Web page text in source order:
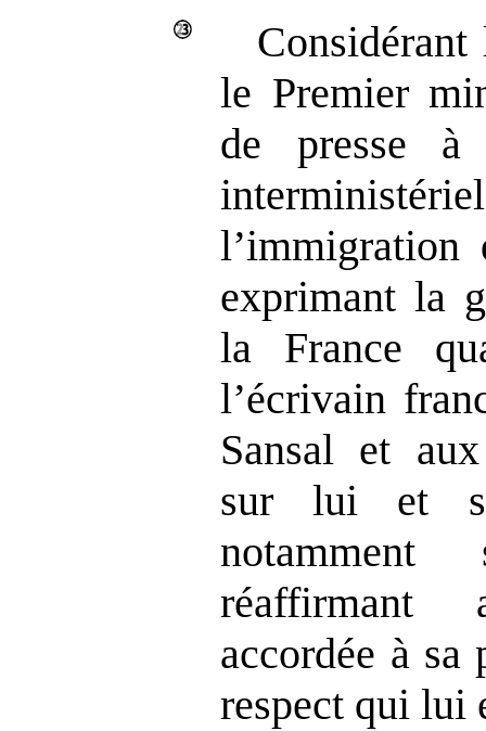
le Premier
de presse à
exprimant la
la France
l’écrivain
Sansal et
sur lui et
réaffirmant
accordée à sa
respect qui lui